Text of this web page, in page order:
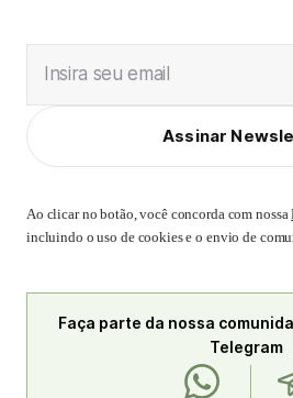
Insira seu email
Assinar
Ao clicar no botão, você concorda com nossa
incluindo o uso de cookies e o envio de
Faça parte da nossa
Telegram